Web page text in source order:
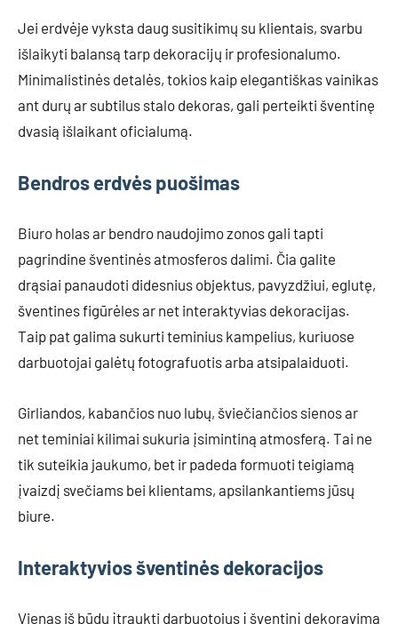
Jei erdvėje vyksta daug susitikimų su klientais, svarbu
išlaikyti balansą tarp dekoracijų ir profesionalumo.
Minimalistinės detalės, tokios kaip elegantiškas vainikas
ant durų ar subtilus stalo dekoras, gali perteikti šventinę
dvasią išlaikant oficialumą.
Bendros erdvės puošimas
Biuro holas ar bendro naudojimo zonos gali tapti
pagrindine šventinės atmosferos dalimi. Čia galite
drąsiai panaudoti didesnius objektus, pavyzdžiui, eglutę,
šventines figūrėles ar net interaktyvias dekoracijas.
Taip pat galima sukurti teminius kampelius, kuriuose
darbuotojai galėtų fotografuotis arba atsipalaiduoti.
Girliandos, kabančios nuo lubų, šviečiančios sienos ar
net teminiai kilimai sukuria įsimintiną atmosferą. Tai ne
tik suteikia jaukumo, bet ir padeda formuoti teigiamą
įvaizdį svečiams bei klientams, apsilankantiems jūsų
biure.
Interaktyvios šventinės dekoracijos
Vienas iš būdų įtraukti darbuotojus į šventinį dekoravimą